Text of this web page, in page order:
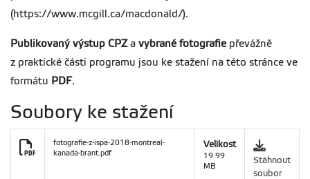
(https://www.mcgill.ca/macdonald/).
Publikovaný výstup CPZa vybrané fotografiepřevážně
z praktické části programu jsou ke stažení na této stránce ve
formátu PDF.
Soubory ke stažení
fotografie-z-ispa-2018-montreal-
kanada-brant.pdf
Velikost
19.99
MB
Stáhnout
soubor